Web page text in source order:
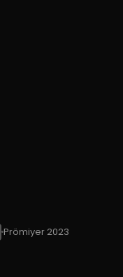
Prömiyer 2023